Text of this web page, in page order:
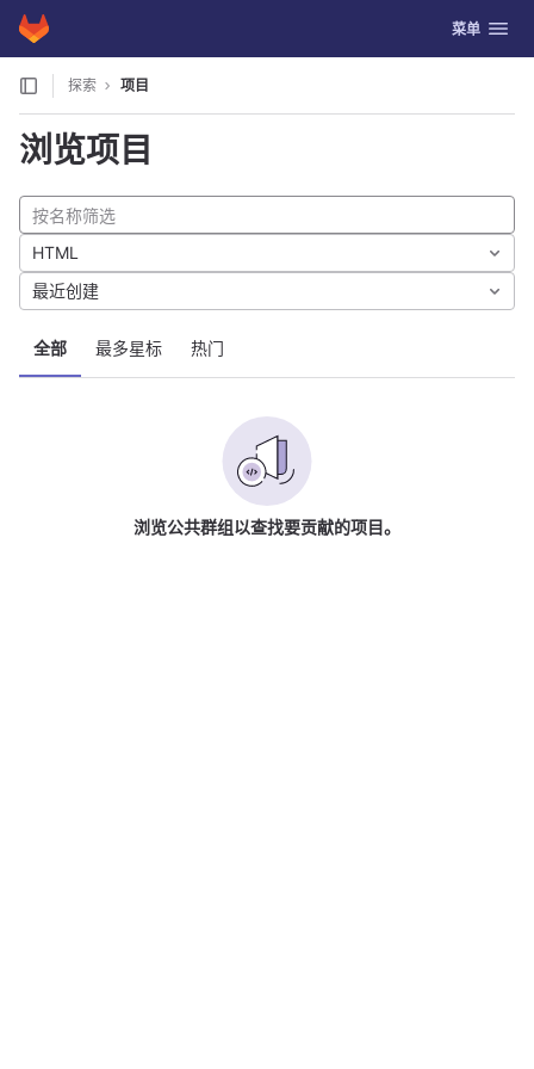
Skip to content
GitLab 切换导航
菜单
探索 项目
浏览项目
全部 最多星标 热门
HTML
最近创建
浏览公共群组以查找要贡献的项目。